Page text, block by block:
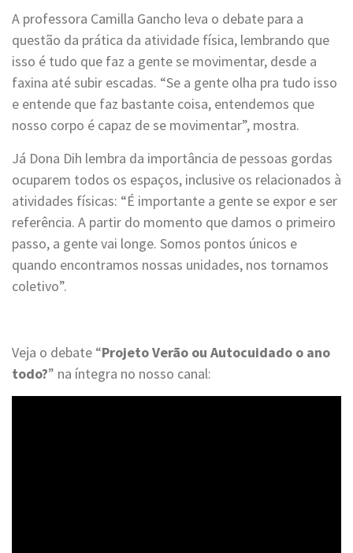
A professora Camilla Gancho leva o debate para a
questão da prática da atividade física, lembrando que
isso é tudo que faz a gente se movimentar, desde a
faxina até subir escadas. “Se a gente olha pra tudo isso
e entende que faz bastante coisa, entendemos que
nosso corpo é capaz de se movimentar”, mostra.
Já Dona Dih lembra da importância de pessoas gordas
ocuparem todos os espaços, inclusive os relacionados à
atividades físicas: “É importante a gente se expor e ser
referência. A partir do momento que damos o primeiro
passo, a gente vai longe. Somos pontos únicos e
quando encontramos nossas unidades, nos tornamos
coletivo”.
Veja o debate “Projeto Verão ou Autocuidado o ano
todo?” na íntegra no nosso canal: